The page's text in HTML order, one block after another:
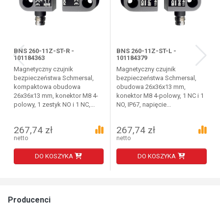
BNS 260-11Z-ST-R -
101184363
Magnetyczny czujnik
bezpieczeństwa Schmersal,
kompaktowa obudowa
26x36x13 mm, konektor M8 4-
polowy, 1 zestyk NO i 1 NC,...
267,74 zł
netto
DO KOSZYKA
BNS 260-11Z-ST-L -
101184379
Magnetyczny czujnik
bezpieczeństwa Schmersal,
obudowa 26x36x13 mm,
konektor M8 4-polowy, 1 NC i 1
NO, IP67, napięcie...
267,74 zł
netto
DO KOSZYKA
Producenci